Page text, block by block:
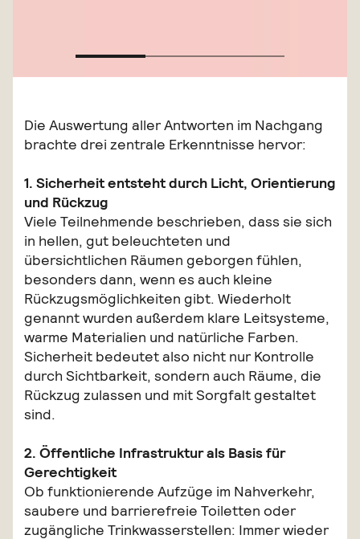
Die Auswertung aller Antworten im Nachgang
brachte drei zentrale Erkenntnisse hervor:
1. Sicherheit entsteht durch Licht, Orientierung
und Rückzug
Viele Teilnehmende beschrieben, dass sie sich
in hellen, gut beleuchteten und
übersichtlichen Räumen geborgen fühlen,
besonders dann, wenn es auch kleine
Rückzugsmöglichkeiten gibt. Wiederholt
genannt wurden außerdem klare Leitsysteme,
warme Materialien und natürliche Farben.
Sicherheit bedeutet also nicht nur Kontrolle
durch Sichtbarkeit, sondern auch Räume, die
Rückzug zulassen und mit Sorgfalt gestaltet
sind.
2. Öffentliche Infrastruktur als Basis für
Gerechtigkeit
Ob funktionierende Aufzüge im Nahverkehr,
saubere und barrierefreie Toiletten oder
zugängliche Trinkwasserstellen: Immer wieder